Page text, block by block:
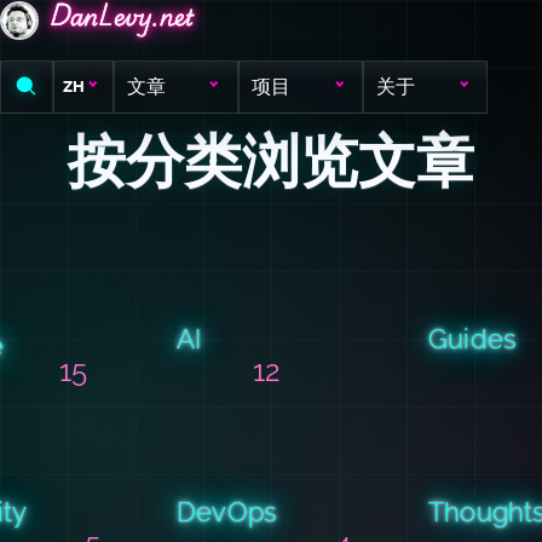
DanLevy.net
DanLevy.net
DanLevy.net
ZH 文章 项目 关于
按分类浏览文章
15
AI
12
Guides
DevOps